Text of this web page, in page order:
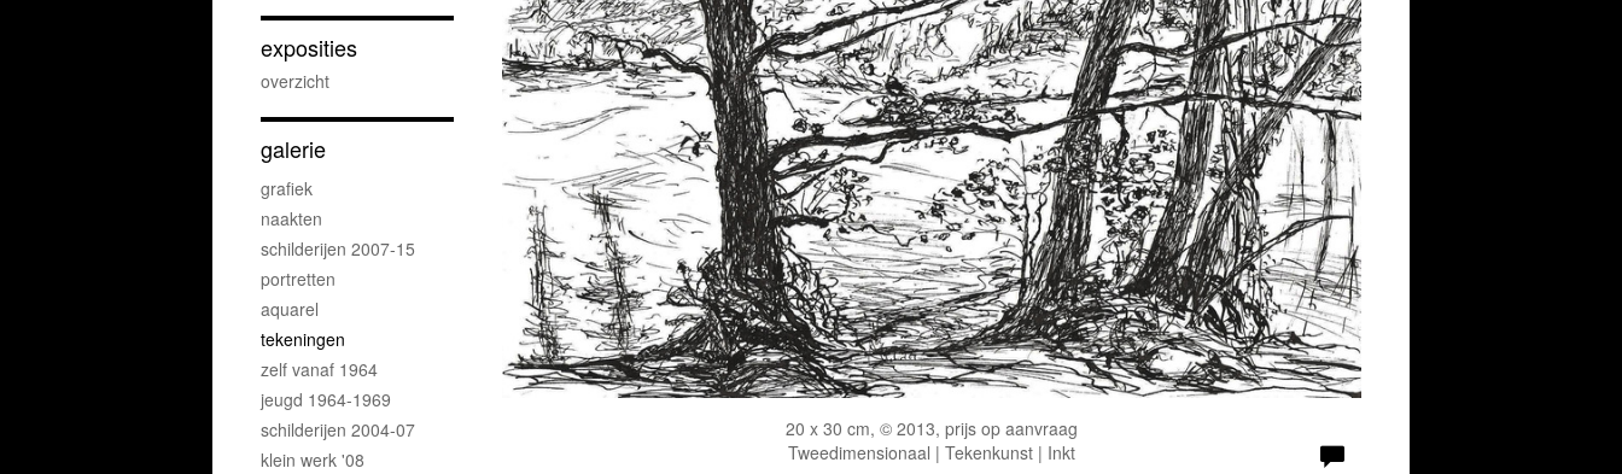
20 x 30 cm, © 2013, prijs op aanvraag
Tweedimensionaal | Tekenkunst | Inkt
exposities
overzicht
galerie
grafiek
naakten
schilderijen 2007-15
portretten
aquarel
tekeningen
zelf vanaf 1964
jeugd 1964-1969
schilderijen 2004-07
klein werk '08